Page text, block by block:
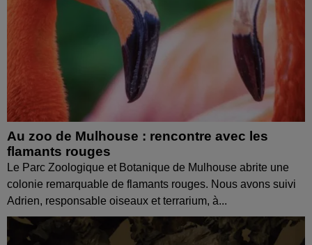
Au zoo de Mulhouse : rencontre avec les
flamants rouges
Le Parc Zoologique et Botanique de Mulhouse abrite une
colonie remarquable de flamants rouges. Nous avons suivi
Adrien, responsable oiseaux et terrarium, à...